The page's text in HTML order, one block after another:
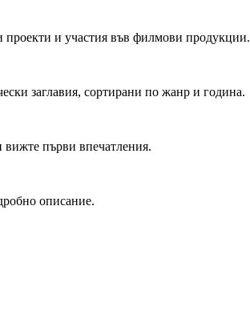
и участия във филмови продукции.
заглавия, сортирани по жанр и година.
първи впечатления.
описание.